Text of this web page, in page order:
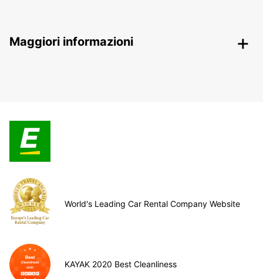
Maggiori informazioni
World's Leading Car Rental Company Website
KAYAK 2020 Best Cleanliness